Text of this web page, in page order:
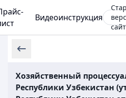
Видеоинструкция
Хозяйственный
Республики Узбекистан